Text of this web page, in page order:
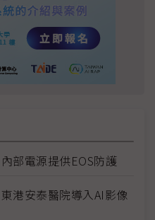
部電源提供EOS防護
港安泰醫院導入AI影像